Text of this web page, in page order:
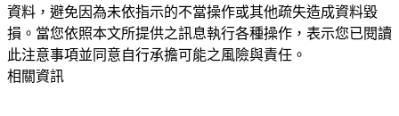
資料，避免因為未依指示的不當操作或其他疏失造成資料毀
損。當您依照本文所提供之訊息執行各種操作，表示您已閱讀
此注意事項並同意自行承擔可能之風險與責任。
相關資訊